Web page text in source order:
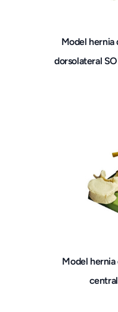
Model
dorsolateral
Model